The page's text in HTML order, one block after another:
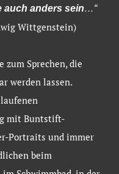
auch anders sein…“
Wittgenstein)
zum Sprechen, die
werden lassen.
mit Buntstift-
Portraits und immer
beim